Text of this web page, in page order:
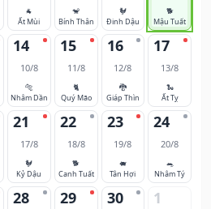
🐐
Ất Mùi
🐒
Bính Thân
🐓
Đinh Dậu
🐕
Mậu Tuất
14
10/8
🐅
Nhâm Dần
15
11/8
🐈
Quý Mão
16
12/8
🐉
Giáp Thìn
17
13/8
🐍
Ất Tỵ
21
17/8
🐓
Kỷ Dậu
22
18/8
🐕
Canh Tuất
23
19/8
🐖
Tân Hợi
24
20/8
🐀
Nhâm Tý
28 29 30 1